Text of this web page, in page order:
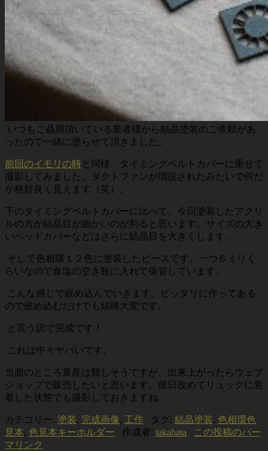
いつもご贔屓頂いている業者様から結晶塗装のご依頼があ
ったので一緒に塗らせて頂きました。
前回のイモリの時 と同様、タイミングベルトカバーに乗せて
撮影してみました。ダクトファンが増設されたみたいで何だ
か格好良く見えます（笑）。
下のタイミングベルトカバーに比べて、今回塗装したアクリ
ルの方が結晶目が細かいのが判ると思います。サイズの大き
いヘッドカバーなどはさらに結晶目を大きくします。
そして色相環１２色に塗装したピースです。一つ６ミリく
らいなので食塩の空き瓶に入れて保管しています。
こんな感じで嵌め込んでいきます。ピッタリに作ってある
ので嵌め込むだけでも結構大変です。
と言う訳で完成です！
これは中々ヤバいです。
当面のところ量産は難しそうですが、出来上がったらウェブ
ショップで販売したいと思います。後日改めてリュックに装
着した状態でも撮影しておきますね。
カテゴリー: 塗装, 完成画像, 工作 タグ: 結晶塗装, 色相環色
見本, 色見本キーホルダー 作成者: takahata
この投稿のパー
マリンク